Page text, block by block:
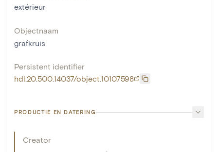
extérieur
Objectnaam
grafkruis
Persistent identifier
hdl:20.500.14037/object.10107598
PRODUCTIE EN DATERING
Creator